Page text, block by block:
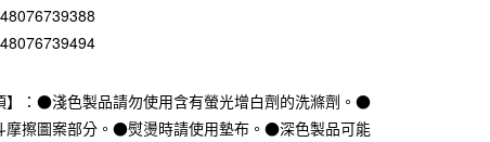
銀行
銀行
信用卡公司
款
】：●淺色製品請勿使用含有螢光增白劑的洗滌劑。●
摩擦圖案部分。●熨燙時請使用墊布。●深色製品可能